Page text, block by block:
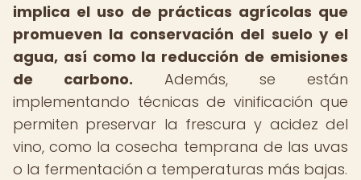
implica el uso de prácticas agrícolas que
promueven la conservación del suelo y el
agua, así como la reducción de emisiones
de carbono. Además, se están
implementando técnicas de vinificación que
permiten preservar la frescura y acidez del
vino, como la cosecha temprana de las uvas
o la fermentación a temperaturas más bajas.